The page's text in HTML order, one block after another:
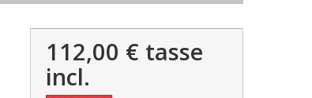
112,00 € tasse
incl.